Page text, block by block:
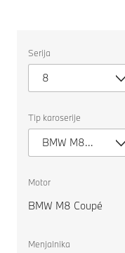
naslednje
lastnosti
izbiro
za
primerjavo.
Serija
8
Tip karoserije
BMW M8
Coupé
Motor
BMW M8 Coupé
Menjalnika